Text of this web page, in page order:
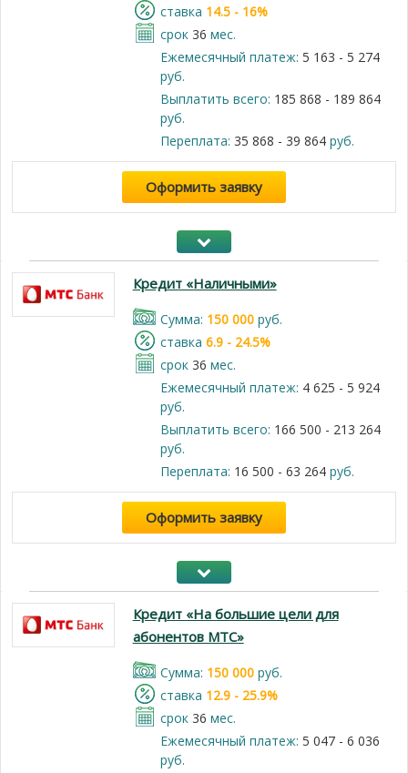
cтавка 14.5 - 16%
срок 36 мес.
Ежемесячный платеж: 5 163 - 5 274
руб.
Выплатить всего: 185 868 - 189 864
руб.
Переплата: 35 868 - 39 864руб.
Оформить заявку
Кредит «Наличными»
Cумма: 150 000руб.
cтавка 6.9 - 24.5%
срок 36 мес.
Ежемесячный платеж: 4 625 - 5 924
руб.
Выплатить всего: 166 500 - 213 264
руб.
Переплата: 16 500 - 63 264руб.
Оформить заявку
Кредит «На большие цели для
абонентов МТС»
Cумма: 150 000руб.
cтавка 12.9 - 25.9%
срок 36 мес.
Ежемесячный платеж: 5 047 - 6 036
руб.